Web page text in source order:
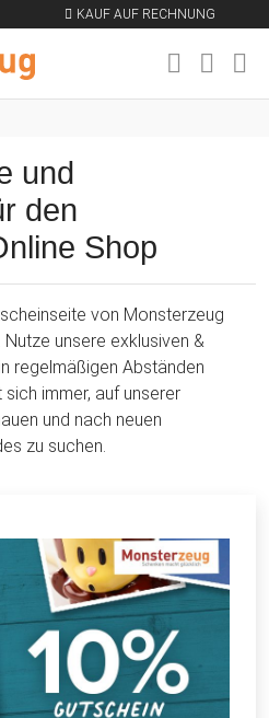
KAUF AUF RECHNUNG
und
den
Shop
von Monsterzeug
unsere exklusiven &
regelmäßigen Abständen
immer, auf unserer
und nach neuen
zu suchen.